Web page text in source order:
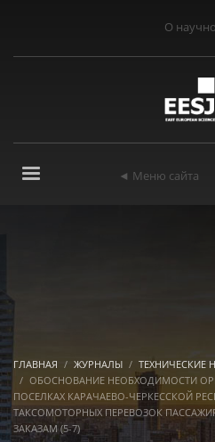
О
◄ Меню сайта
ГЛАВНАЯ ЖУРНАЛЫ
ТЕХНИЧЕСКИЕ
ОБОСНОВАНИЕ НЕОБХОДИМОСТИ
ПОСЕЛКАХ КАРАЧАЕВО-ЧЕРКЕССКОЙ
ТАКСОМОТОРНЫХ ПЕРЕВОЗОК
ЗАКАЗАМ (5-7)